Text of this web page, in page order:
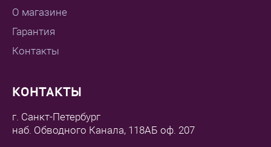
О магазине
Гарантия
Контакты
КОНТАКТЫ
г. Санкт-Петербург
наб. Обводного Канала, 118АБ оф. 207